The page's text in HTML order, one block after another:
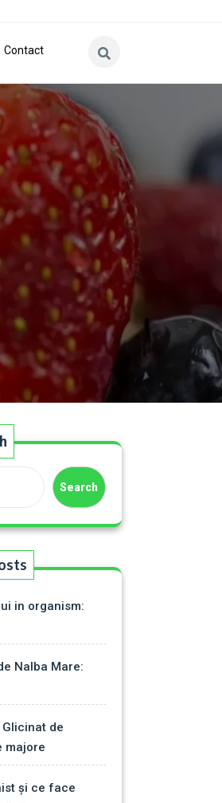
Contact
Search
in organism:
Nalba Mare:
de
majore
și ce face